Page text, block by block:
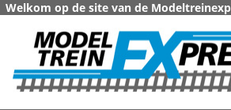
Welkom op de site van de